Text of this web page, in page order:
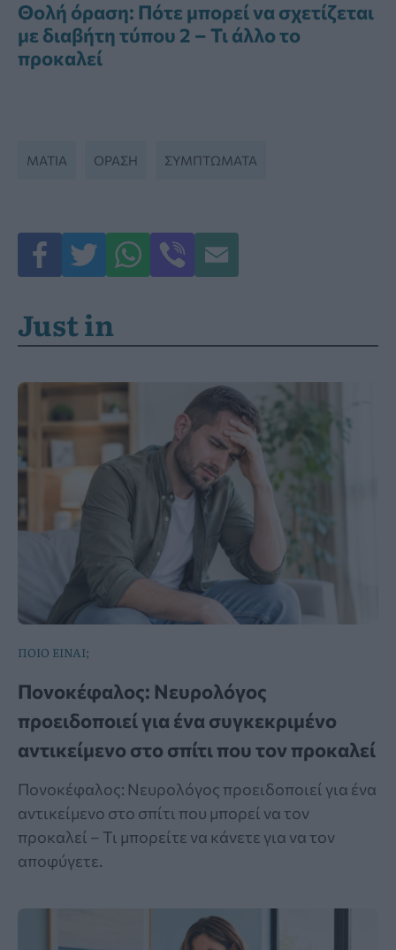
Θολή όραση: Πότε μπορεί να σχετίζεται
με διαβήτη τύπου 2 – Τι άλλο το
προκαλεί
ΜΆΤΙΑ ΟΡΑΣΗ ΣΥΜΠΤΏΜΑΤΑ
Just in
ΠΟΙΟ ΕΙΝΑΙ;
Πονοκέφαλος: Νευρολόγος
προειδοποιεί για ένα συγκεκριμένο
αντικείμενο στο σπίτι που τον προκαλεί
Πονοκέφαλος: Νευρολόγος προειδοποιεί για ένα
αντικείμενο στο σπίτι που μπορεί να τον
προκαλεί – Τι μπορείτε να κάνετε για να τον
αποφύγετε.